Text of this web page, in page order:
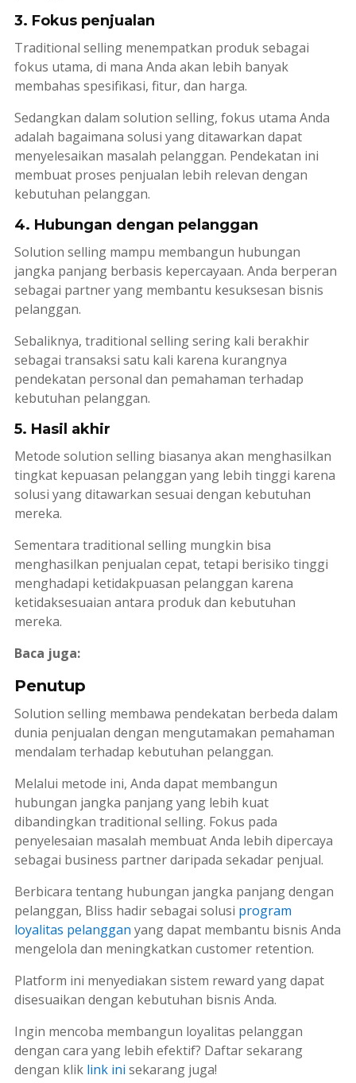
3. Fokus penjualan
Traditional sellingmenempatkan produk sebagai
fokus utama, di mana Anda akan lebih banyak
membahas spesifikasi, fitur, dan harga.
Sedangkan dalam solution selling, fokus utama Anda
adalah bagaimana solusi yang ditawarkan dapat
menyelesaikan masalah pelanggan. Pendekatan ini
membuat proses penjualan lebih relevan dengan
kebutuhan pelanggan.
4. Hubungan dengan pelanggan
Solution sellingmampu membangun hubungan
jangka panjang berbasis kepercayaan. Anda berperan
sebagai partneryang membantu kesuksesan bisnis
pelanggan.
Sebaliknya, traditional sellingsering kali berakhir
sebagai transaksi satu kali karena kurangnya
pendekatan personal dan pemahaman terhadap
kebutuhan pelanggan.
5. Hasil akhir
Metode solution sellingbiasanya akan menghasilkan
tingkat kepuasan pelanggan yang lebih tinggi karena
solusi yang ditawarkan sesuai dengan kebutuhan
mereka.
Sementara traditional sellingmungkin bisa
menghasilkan penjualan cepat, tetapi berisiko tinggi
menghadapi ketidakpuasan pelanggan karena
ketidaksesuaian antara produk dan kebutuhan
mereka.
Baca juga:
Penutup
Solution sellingmembawa pendekatan berbeda dalam
dunia penjualan dengan mengutamakan pemahaman
mendalam terhadap kebutuhan pelanggan.
Melalui metode ini, Anda dapat membangun
hubungan jangka panjang yang lebih kuat
dibandingkan traditional selling. Fokus pada
penyelesaian masalah membuat Anda lebih dipercaya
sebagai business partnerdaripada sekadar penjual.
Berbicara tentang hubungan jangka panjang dengan
pelanggan, Bliss hadir sebagai solusi program
loyalitas pelanggan yang dapat membantu bisnis Anda
mengelola dan meningkatkan customer retention.
Platform ini menyediakan sistem reward yang dapat
disesuaikan dengan kebutuhan bisnis Anda.
Ingin mencoba membangun loyalitas pelanggan
dengan cara yang lebih efektif? Daftar sekarang
dengan klik link ini sekarang juga!